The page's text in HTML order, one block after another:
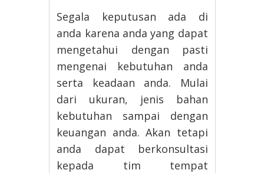
Segala keputusan ada di
anda karena anda yang dapat
mengetahui dengan pasti
mengenai kebutuhan anda
serta keadaan anda. Mulai
dari ukuran, jenis bahan
kebutuhan sampai dengan
keuangan anda. Akan tetapi
anda dapat berkonsultasi
kepada tim tempat